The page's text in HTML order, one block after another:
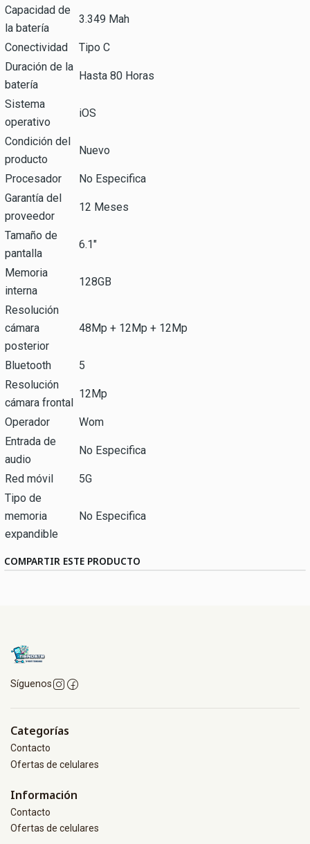
Capacidad de
la batería
3.349 Mah
Conectividad
Tipo C
Duración de la
batería
Hasta 80 Horas
Sistema
operativo
iOS
Condición del
producto
Nuevo
Procesador
No Especifica
Garantía del
proveedor
12 Meses
Tamaño de
pantalla
6.1"
Memoria
interna
128GB
Resolución
cámara
posterior
48Mp + 12Mp + 12Mp
Bluetooth
5
Resolución
cámara frontal
12Mp
Operador
Wom
Entrada de
audio
No Especifica
Red móvil
5G
Tipo de
memoria
expandible
No Especifica
COMPARTIR ESTE PRODUCTO
Síguenos
Categorías
Contacto
Ofertas de celulares
Información
Contacto
Ofertas de celulares